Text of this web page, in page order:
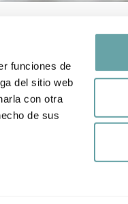
funciones de
del sitio web
con otra
de sus
863,00€